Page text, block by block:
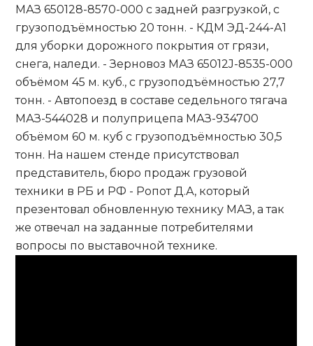
МАЗ 650128-8570-000 с задней разгрузкой, с
грузоподъёмностью 20 тонн. - КДМ ЭД-244-А1
для уборки дорожного покрытия от грязи,
снега, наледи. - Зерновоз МАЗ 65012J-8535-000
объёмом 45 м. куб., с грузоподъёмностью 27,7
тонн. - Автопоезд в составе седельного тягача
МАЗ-544028 и полуприцепа МАЗ-934700
объёмом 60 м. куб с грузоподъёмностью 30,5
тонн. На нашем стенде присутствовал
представитель, бюро продаж грузовой
техники в РБ и РФ - Ропот Д.А, который
презентовал обновленную технику МАЗ, а так
же отвечал на заданные потребителями
вопросы по выставочной технике.